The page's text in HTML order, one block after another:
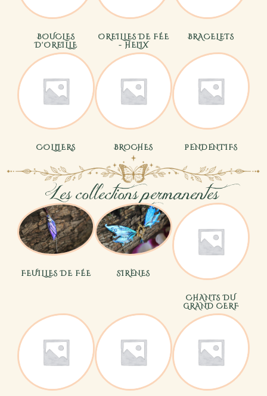
BOUCLES
D'OREILLE
OREILLES DE FÉE
- HELIX
BRACELETS
COLLIERS BROCHES PENDENTIFS
Les collections permanentes
FEUILLES DE FÉE SIRÈNES
CHANTS DU
GRAND CERF